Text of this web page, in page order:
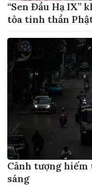
“Sen Đầu Hạ IX”
tỏa tinh thần
Cảnh tượng hiếm
sáng